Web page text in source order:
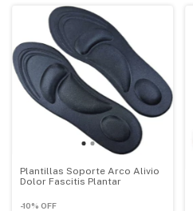
Plantillas Soporte Arco Alivio
Dolor Fascitis Plantar
-10% OFF